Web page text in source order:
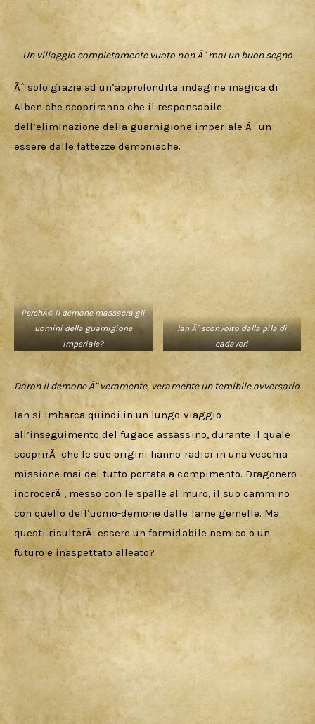
Un villaggio completamente vuoto non Ã¨ mai un buon segno
Ãˆ solo grazie ad un’approfondita indagine magica di
Alben che scopriranno che il responsabile
dell’eliminazione della guarnigione imperiale Ã¨ un
essere dalle fattezze demoniache.
PerchÃ© il demone massacra gli
uomini della guarnigione
imperiale?
Ian Ã¨ sconvolto dalla pila di
cadaveri
Daron il demone Ã¨ veramente, veramente un temibile avversario
Ian si imbarca quindi in un lungo viaggio
all’inseguimento del fugace assassino, durante il quale
scoprirÃ  che le sue origini hanno radici in una vecchia
missione mai del tutto portata a compimento. Dragonero
incrocerÃ , messo con le spalle al muro, il suo cammino
con quello dell’uomo-demone dalle lame gemelle. Ma
questi risulterÃ  essere un formidabile nemico o un
futuro e inaspettato alleato?